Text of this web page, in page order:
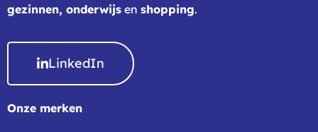
gezinnen, onderwijs en shopping.
LinkedIn
Onze merken